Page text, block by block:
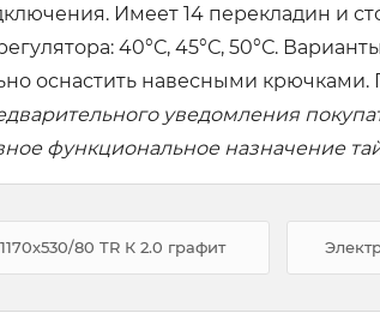
Имеет 14 перекладин и
40°С, 45°С, 50°С.
оснастить навесными крючками.
уведомления
функциональное назначение
80 TR К 2.0 графит